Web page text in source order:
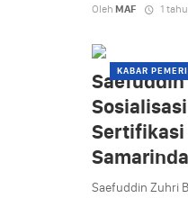
Oleh MAF 1
KABAR
Saefuddin
Sertifikasi
Samarinda
Saefuddin Zuhri